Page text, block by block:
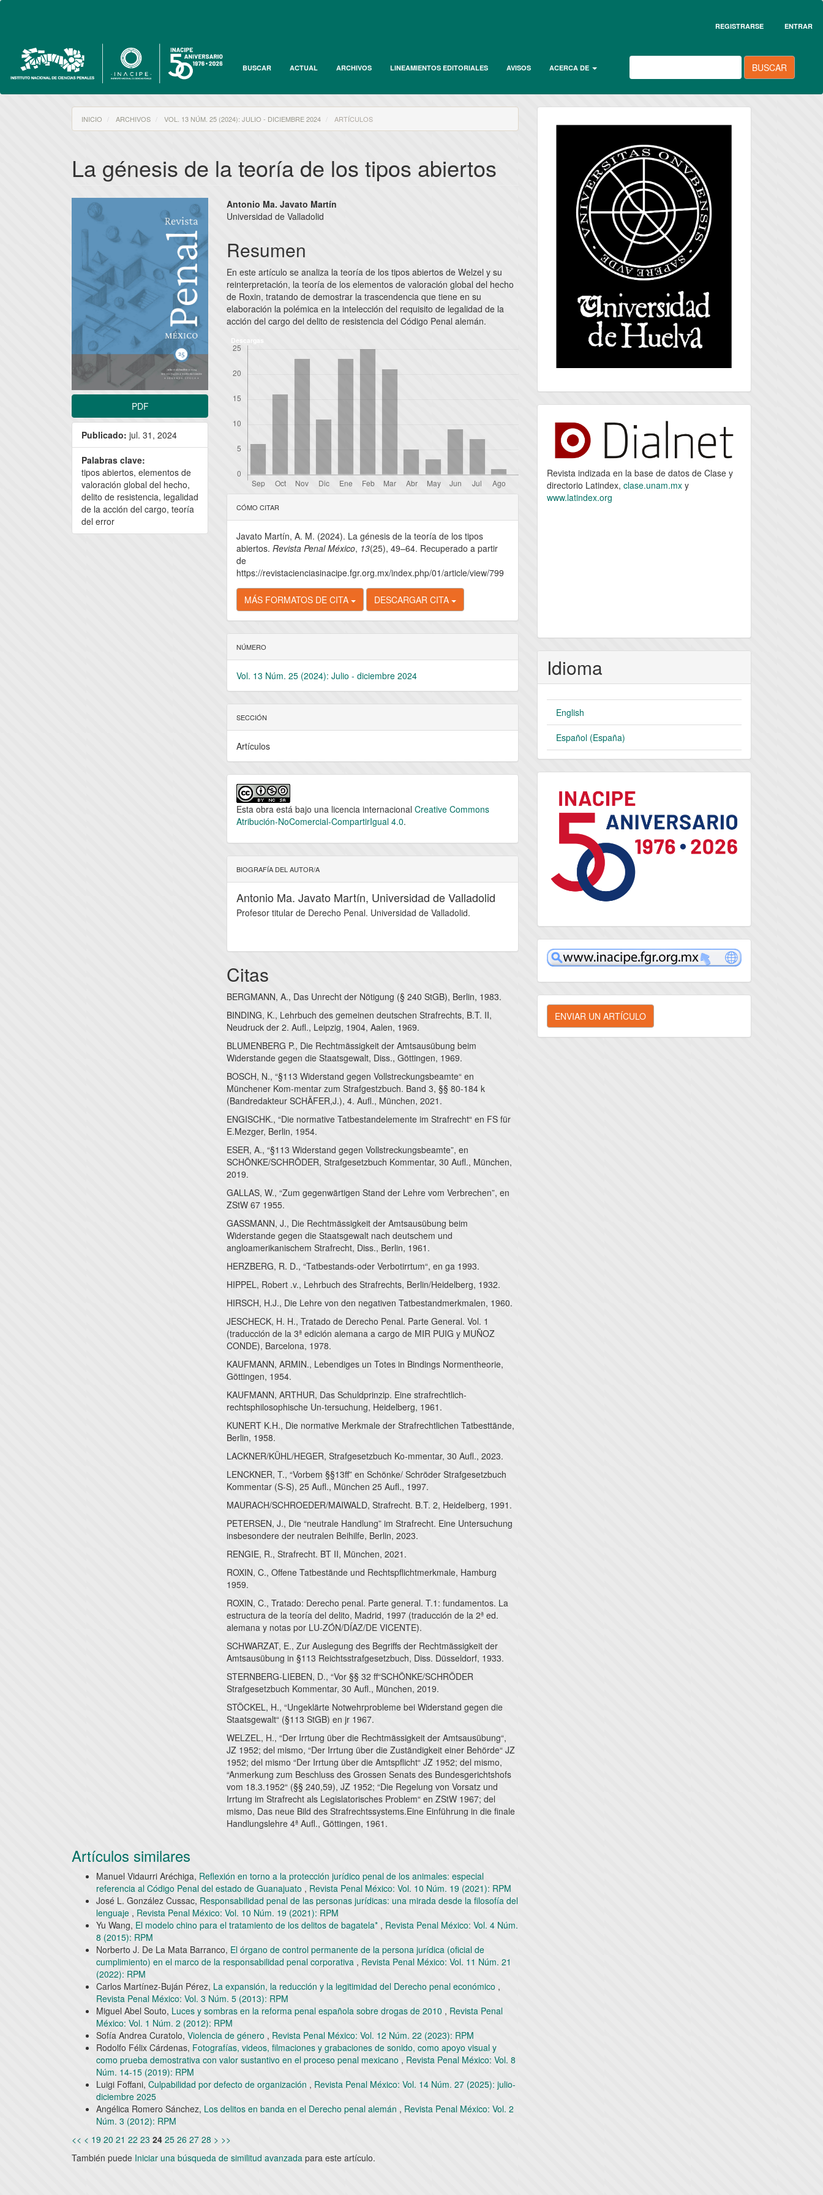
Barra
lateral
REGISTRARSE ENTRAR
BUSCAR ACTUAL ARCHIVOS LINEAMIENTOS EDITORIALES AVISOS ACERCA DE BUSCAR
INICIO ARCHIVOS VOL. 13 NÚM. 25 (2024): JULIO - DICIEMBRE 2024 ARTÍCULOS
La génesis de la teoría de los tipos abiertos
Barra
lateral
del
artículo
PDF
Publicado: jul. 31, 2024
Palabras clave:
tipos abiertos, elementos de
valoración global del hecho,
delito de resistencia, legalidad
de la acción del cargo, teoría
del error
Contenido
principal
del
artículo
Antonio Ma. Javato Martín
Universidad de Valladolid
Resumen
En este artículo se analiza la teoría de los tipos abiertos de Welzel y su
reinterpretación, la teoría de los elementos de valoración global del hecho
de Roxin, tratando de demostrar la trascendencia que tiene en su
elaboración la polémica en la intelección del requisito de legalidad de la
acción del cargo del delito de resistencia del Código Penal alemán.
Descargas
Detalles
del
artículo
CÓMO CITAR
Javato Martín, A. M. (2024). La génesis de la teoría de los tipos
abiertos.Revista Penal México, 13(25), 49–64. Recuperado a partir
de
https://revistacienciasinacipe.fgr.org.mx/index.php/01/article/view/799
MÁS FORMATOS DE CITA DESCARGAR CITA
NÚMERO
Vol. 13 Núm. 25 (2024): Julio - diciembre 2024
SECCIÓN
Artículos
Esta obra está bajo una licencia internacionalCreative Commons
Atribución-NoComercial-CompartirIgual 4.0.
BIOGRAFÍA DEL AUTOR/A
Antonio Ma. Javato Martín, Universidad de Valladolid
Profesor titular de Derecho Penal. Universidad de Valladolid.
Citas
BERGMANN, A., Das Unrecht der Nötigung (§ 240 StGB), Berlin, 1983.
BINDING, K., Lehrbuch des gemeinen deutschen Strafrechts, B.T. II,
Neudruck der 2. Aufl., Leipzig, 1904, Aalen, 1969.
BLUMENBERG P., Die Rechtmässigkeit der Amtsausübung beim
Widerstande gegen die Staatsgewalt, Diss., Göttingen, 1969.
BOSCH, N., “§113 Widerstand gegen Vollstreckungsbeamte“ en
Münchener Kom-mentar zum Strafgestzbuch. Band 3, §§ 80-184 k
(Bandredakteur SCHÄFER,J.), 4. Aufl., München, 2021.
ENGISCHK., “Die normative Tatbestandelemente im Strafrecht“ en FS für
E.Mezger, Berlin, 1954.
ESER, A., “§113 Widerstand gegen Vollstreckungsbeamte”, en
SCHÖNKE/SCHRÖDER, Strafgesetzbuch Kommentar, 30 Aufl., München,
2019.
GALLAS, W., “Zum gegenwärtigen Stand der Lehre vom Verbrechen”, en
ZStW 67 1955.
GASSMANN, J., Die Rechtmässigkeit der Amtsausübung beim
Widerstande gegen die Staatsgewalt nach deutschem und
angloamerikanischem Strafrecht, Diss., Berlin, 1961.
HERZBERG, R. D., “Tatbestands-oder Verbotirrtum“, en ga 1993.
HIPPEL, Robert .v., Lehrbuch des Strafrechts, Berlin/Heidelberg, 1932.
HIRSCH, H.J., Die Lehre von den negativen Tatbestandmerkmalen, 1960.
JESCHECK, H. H., Tratado de Derecho Penal. Parte General. Vol. 1
(traducción de la 3ª edición alemana a cargo de MIR PUIG y MUÑOZ
CONDE), Barcelona, 1978.
KAUFMANN, ARMIN., Lebendiges un Totes in Bindings Normentheorie,
Göttingen, 1954.
KAUFMANN, ARTHUR, Das Schuldprinzip. Eine strafrechtlich-
rechtsphilosophische Un-tersuchung, Heidelberg, 1961.
KUNERT K.H., Die normative Merkmale der Strafrechtlichen Tatbesttände,
Berlin, 1958.
LACKNER/KÜHL/HEGER, Strafgesetzbuch Ko-mmentar, 30 Aufl., 2023.
LENCKNER, T., “Vorbem §§13ff” en Schönke/ Schröder Strafgesetzbuch
Kommentar (S-S), 25 Aufl., München 25 Aufl., 1997.
MAURACH/SCHROEDER/MAIWALD, Strafrecht. B.T. 2, Heidelberg, 1991.
PETERSEN, J., Die “neutrale Handlung” im Strafrecht. Eine Untersuchung
insbesondere der neutralen Beihilfe, Berlin, 2023.
RENGIE, R., Strafrecht. BT II, München, 2021.
ROXIN, C., Offene Tatbestände und Rechtspflichtmerkmale, Hamburg
1959.
ROXIN, C., Tratado: Derecho penal. Parte general. T.1: fundamentos. La
estructura de la teoría del delito, Madrid, 1997 (traducción de la 2ª ed.
alemana y notas por LU-ZÓN/DÍAZ/DE VICENTE).
SCHWARZAT, E., Zur Auslegung des Begriffs der Rechtmässigkeit der
Amtsausübung in §113 Reichtsstrafgesetzbuch, Diss. Düsseldorf, 1933.
STERNBERG-LIEBEN, D., “Vor §§ 32 ff“SCHÖNKE/SCHRÖDER
Strafgesetzbuch Kommentar, 30 Aufl., München, 2019.
STÖCKEL, H., “Ungeklärte Notwehrprobleme bei Widerstand gegen die
Staatsgewalt“ (§113 StGB) en jr 1967.
WELZEL, H., “Der Irrtung über die Rechtmässigkeit der Amtsausübung“,
JZ 1952; del mismo, “Der Irrtung über die Zuständigkeit einer Behörde“ JZ
1952; del mismo “Der Irrtung über die Amtspflicht“ JZ 1952; del mismo,
“Anmerkung zum Beschluss des Grossen Senats des Bundesgerichtshofs
vom 18.3.1952“ (§§ 240,59), JZ 1952; “Die Regelung von Vorsatz und
Irrtung im Strafrecht als Legislatorisches Problem“ en ZStW 1967; del
mismo, Das neue Bild des Strafrechtssystems.Eine Einführung in die finale
Handlungslehre 4ª Aufl., Göttingen, 1961.
Artículos similares
Manuel Vidaurri Aréchiga, Reflexión en torno a la protección jurídico penal de los animales: especial
referencia al Código Penal del estado de Guanajuato , Revista Penal México: Vol. 10 Núm. 19 (2021): RPM
José L. González Cussac, Responsabilidad penal de las personas jurídicas: una mirada desde la filosofía del
lenguaje , Revista Penal México: Vol. 10 Núm. 19 (2021): RPM
Yu Wang, El modelo chino para el tratamiento de los delitos de bagatela* , Revista Penal México: Vol. 4 Núm.
8 (2015): RPM
Norberto J. De La Mata Barranco, El órgano de control permanente de la persona jurídica (oficial de
cumplimiento) en el marco de la responsabilidad penal corporativa , Revista Penal México: Vol. 11 Núm. 21
(2022): RPM
Carlos Martínez-Buján Pérez, La expansión, la reducción y la legitimidad del Derecho penal económico ,
Revista Penal México: Vol. 3 Núm. 5 (2013): RPM
Miguel Abel Souto, Luces y sombras en la reforma penal española sobre drogas de 2010 , Revista Penal
México: Vol. 1 Núm. 2 (2012): RPM
Sofía Andrea Curatolo, Violencia de género , Revista Penal México: Vol. 12 Núm. 22 (2023): RPM
Rodolfo Félix Cárdenas, Fotografías, videos, filmaciones y grabaciones de sonido, como apoyo visual y
como prueba demostrativa con valor sustantivo en el proceso penal mexicano , Revista Penal México: Vol. 8
Núm. 14-15 (2019): RPM
Luigi Foffani, Culpabilidad por defecto de organización , Revista Penal México: Vol. 14 Núm. 27 (2025): julio-
diciembre 2025
Angélica Romero Sánchez, Los delitos en banda en el Derecho penal alemán , Revista Penal México: Vol. 2
Núm. 3 (2012): RPM
<< < 19 20 21 22 23 24 25 26 27 28 > >>
También puede Iniciar una búsqueda de similitud avanzada para este artículo.
universidad
index
Revista indizada en la base de datos de Clase y
directorio Latindex, clase.unam.mx y
www.latindex.org
Idioma
English
Español (España)
logo
inacipe
Enviar
un
artículo
ENVIAR UN ARTÍCULO